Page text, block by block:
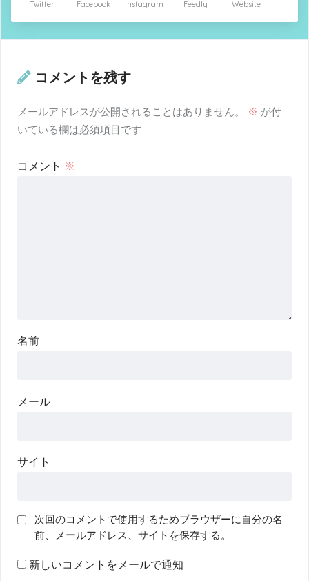
Twitter Facebook Instagram Feedly Website
コメントを残す
メールアドレスが公開されることはありません。 ※ が付
いている欄は必須項目です
コメント ※
名前
メール
サイト
次回のコメントで使用するためブラウザーに自分の名
前、メールアドレス、サイトを保存する。
新しいコメントをメールで通知